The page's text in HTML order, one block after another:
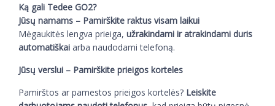
Ką gali Tedee GO2?
Jūsų namams – Pamirškite raktus visam laikui
Mėgaukitės lengva prieiga, užrakindami ir atrakindami duris
automatiškai arba naudodami telefoną.
Jūsų verslui – Pamirškite prieigos korteles
Pamirštos ar pamestos prieigos kortelės? Leiskite